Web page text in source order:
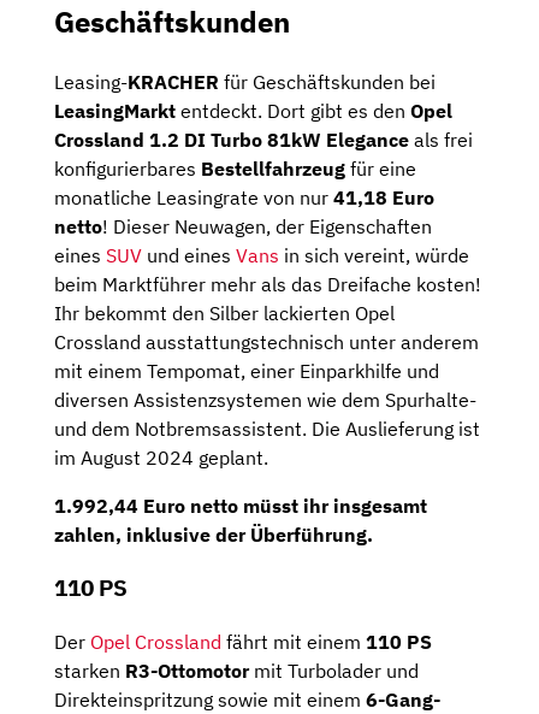
Geschäftskunden
Leasing-KRACHER für Geschäftskunden bei
LeasingMarkt entdeckt. Dort gibt es den Opel
Crossland 1.2 DI Turbo 81kW Elegance als frei
konfigurierbares Bestellfahrzeug für eine
monatliche Leasingrate von nur 41,18 Euro
netto! Dieser Neuwagen, der Eigenschaften
eines SUV und eines Vans in sich vereint, würde
beim Marktführer mehr als das Dreifache kosten!
Ihr bekommt den Silber lackierten Opel
Crossland ausstattungstechnisch unter anderem
mit einem Tempomat, einer Einparkhilfe und
diversen Assistenzsystemen wie dem Spurhalte-
und dem Notbremsassistent. Die Auslieferung ist
im August 2024 geplant.
1.992,44 Euro netto müsst ihr insgesamt
zahlen, inklusive der Überführung.
110 PS
Der Opel Crossland fährt mit einem 110 PS
starken R3-Ottomotormit Turbolader und
Direkteinspritzung sowie mit einem 6-Gang-